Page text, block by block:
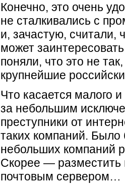
Конечно, это очень
не сталкивались с
и, зачастую, считали,
может
поняли, что это не
крупнейшие
Что касается малого
за небольшим
преступники от
таких компаний.
небольших компаний
Скорее — разместить
почтовым сервером…